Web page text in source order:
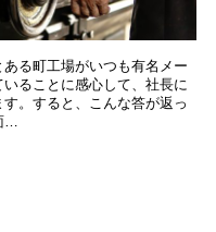
る町工場がいつも有名メー
ることに感心して、社長に
。すると、こんな答が返っ
…